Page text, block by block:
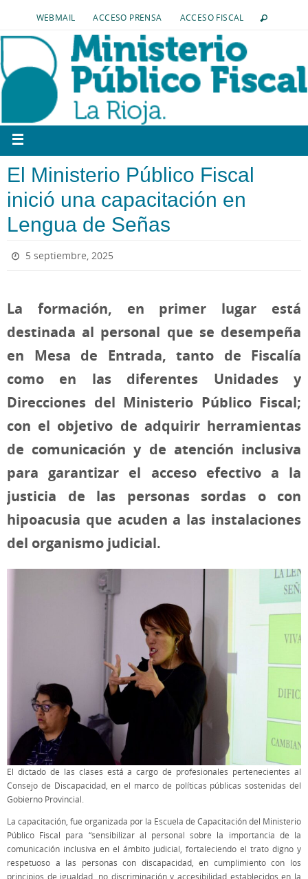
WEBMAIL ACCESO PRENSA ACCESO FISCAL
El Ministerio Público Fiscal
inició una capacitación en
Lengua de Señas
5 septiembre, 2025
La formación, en primer lugar está
destinada al personal que se desempeña
en Mesa de Entrada, tanto de Fiscalía
como en las diferentes Unidades y
Direcciones del Ministerio Público Fiscal;
con el objetivo de adquirir herramientas
de comunicación y de atención inclusiva
para garantizar el acceso efectivo a la
justicia de las personas sordas o con
hipoacusia que acuden a las instalaciones
del organismo judicial.
El dictado de las clases está a cargo de profesionales pertenecientes al
Consejo de Discapacidad, en el marco de políticas públicas sostenidas del
Gobierno Provincial.
La capacitación, fue organizada por la Escuela de Capacitación del Ministerio
Público Fiscal para “sensibilizar al personal sobre la importancia de la
comunicación inclusiva en el ámbito judicial, fortaleciendo el trato digno y
respetuoso a las personas con discapacidad, en cumplimiento con los
principios de igualdad, no discriminación y accesibilidad establecidos en la